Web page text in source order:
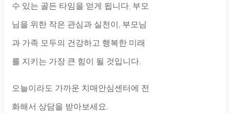
수 있는 골든 타임을 얻게 됩니다. 부모
님을 위한 작은 관심과 실천이, 부모님
과 가족 모두의 건강하고 행복한 미래
를 지키는 가장 큰 힘이 될 것입니다.
오늘이라도 가까운 치매안심센터에 전
화해서 상담을 받아보세요.